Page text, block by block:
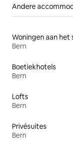
Andere
Woningen aan het
Bern
Boetiekhotels
Bern
Lofts
Bern
Privésuites
Bern